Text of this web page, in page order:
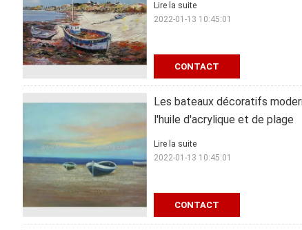
CONTACT
Lire la suite
2022-01-13 10:45:01
Les bateaux décoratifs
l'huile d'acrylique et de plage
CONTACT
Lire la suite
2022-01-13 10:45:01